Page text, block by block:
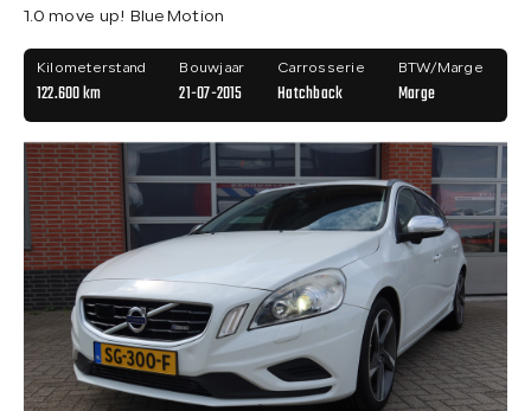
1.0 move up! BlueMotion
Kilometerstand
122.600 km
Bouwjaar
21-07-2015
Carrosserie
Hatchback
BTW/Marge
Marge